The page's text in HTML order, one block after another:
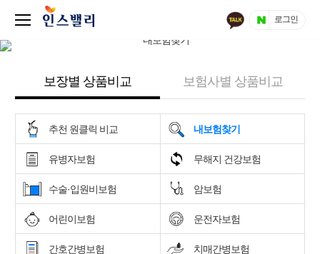
로그인
보장별 상품비교 보험사별 상품비교
추천 원클릭 비교 내보험찾기
유병자보험 무해지 건강보험
수술·입원비보험 암보험
어린이보험 운전자보험
간호간병보험 치매간병보험